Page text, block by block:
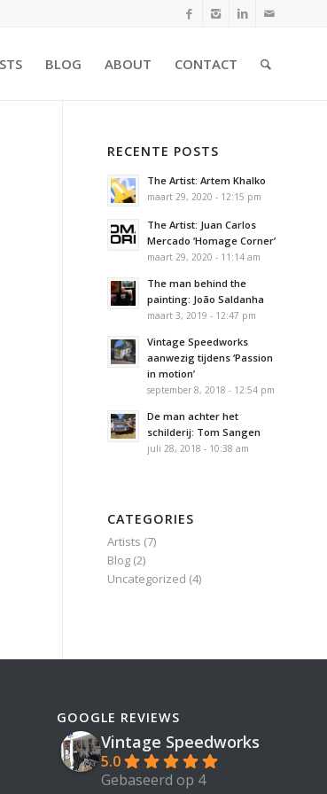
BLOG ABOUT CONTACT
RECENTE POSTS
The Artist: Artem Khalko
maart 29, 2020 - 12:15 pm
The Artist: Juan Carlos
Mercado ‘Homage Corner’
maart 29, 2020 - 11:14 am
The man behind the
painting: João Saldanha
maart 3, 2019 - 12:47 pm
Vintage Speedworks
aanwezig tijdens ‘Passion
in motion’
september 8, 2018 - 12:54 pm
De man achter het
schilderij: Tom Sangen
juli 28, 2018 - 10:38 am
CATEGORIES
Artists (7)
Blog (2)
Uncategorized (4)
GOOGLE REVIEWS
Vintage Speedworks
5.0
Gebaseerd op 4